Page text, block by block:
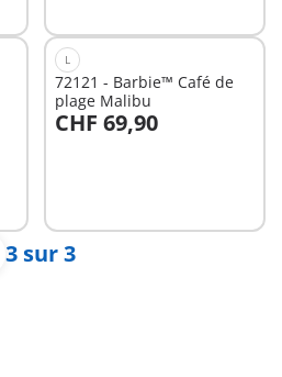
L
72121 - Barbie™ Café de
plage Malibu
CHF 69,90
3 sur 3